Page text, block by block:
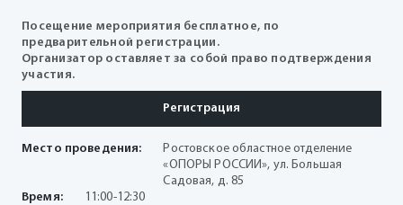
Посещение мероприятия бесплатное, по
предварительной регистрации.
Организатор оставляет за собой право подтверждения
участия.
Регистрация
Место проведения:
Ростовское областное отделение
«ОПОРЫ РОССИИ», ул. Большая
Садовая, д. 85
Время:
11:00-12:30